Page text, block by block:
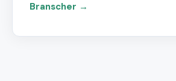
Branscher →